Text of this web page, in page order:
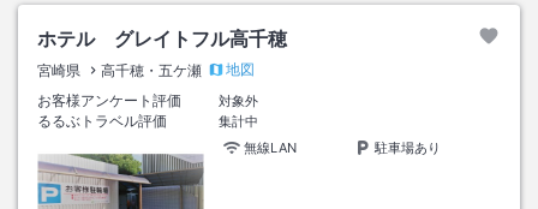
ホテル グレイトフル高千穂
宮崎県 高千穂・五ケ瀬
地図
お客様アンケート評価
対象外
るるぶトラベル評価
集計中
無線LAN
駐車場あり